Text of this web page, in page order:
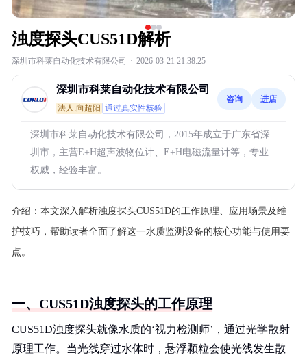
浊度探头CUS51D解析
深圳市科莱自动化技术有限公司 · 2026-03-21 21:38:25
深圳市科莱自动化技术有限公司
法人:向超阳 通过真实性核验
咨询 进店
深圳市科莱自动化技术有限公司，2015年成立于广东省深
圳市，主营E+H超声波物位计、E+H电磁流量计等，专业
权威，经验丰富。
介绍： 本文深入解析浊度探头CUS51D的工作原理、应用场景及维
护技巧，帮助读者全面了解这一水质监测设备的核心功能与使用要
点。
一、CUS51D浊度探头的工作原理
CUS51D浊度探头就像水质的‘视力检测师’，通过光学散射
原理工作。当光线穿过水体时，悬浮颗粒会使光线发生散